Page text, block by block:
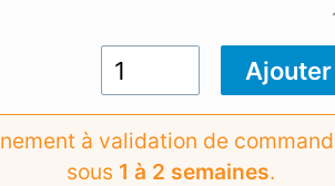
à validation de
sous 1 à 2 semaines.